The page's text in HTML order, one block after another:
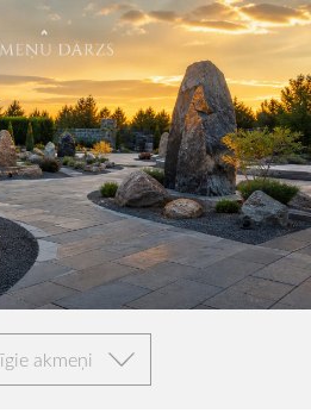
akmeņi